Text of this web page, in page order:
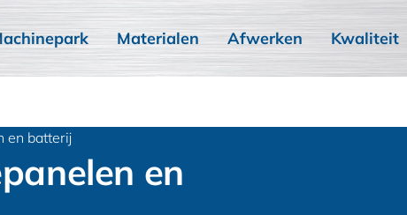
Materialen Afwerken Kwaliteit
en batterij
en